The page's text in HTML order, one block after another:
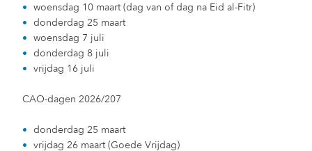
woensdag 10 maart (dag van of dag na Eid al-Fitr)
donderdag 25 maart
woensdag 7 juli
donderdag 8 juli
vrijdag 16 juli
CAO-dagen 2026/207
donderdag 25 maart
vrijdag 26 maart (Goede Vrijdag)